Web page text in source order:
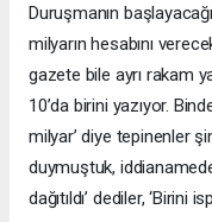
Duruşmanın
milyarın hesabını
gazete bile ayrı rakam
10’da birini yazıyor.
milyar’ diye tepinenler
duymuştuk,
dağıtıldı’ dediler, ‘Birini